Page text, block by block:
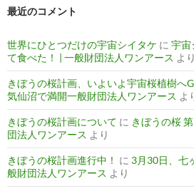
最近のコメント
世界にひとつだけの宇宙シイタケ に 宇宙
て食べた！ | 一般財団法人ワンアース より
きぼうの桜計画、いよいよ宇宙桜植樹へ
気仙沼で満開一般財団法人ワンアース よ
きぼうの桜計画について に きぼうの桜
団法人ワンアース より
きぼうの桜計画進行中！ に 3月30日、七
般財団法人ワンアース より